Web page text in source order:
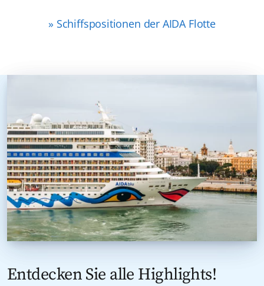
» Schiffspositionen der AIDA Flotte
Entdecken Sie alle Highlights!